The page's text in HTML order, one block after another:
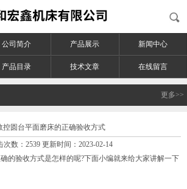
公司简介 产品展示 新闻中心
产品目录 技术文章 在线留言
更多>>
控圆台平面磨床的正确验收方式
次数：2539 更新时间：2023-02-14
验收方式是怎样的呢?下面小编就来给大家讲解一下